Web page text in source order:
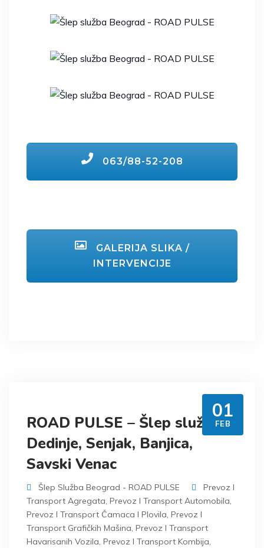
063/88-52-208
GALERIJA SLIKA /
INTERVENCIJE
01
FEB
ROAD PULSE – Šlep služba
Dedinje, Senjak, Banjica,
Savski Venac
Šlep Služba Beograd - ROAD PULSE
Prevoz I
Transport Agregata, Prevoz I Transport Automobila,
Prevoz I Transport Čamaca I Plovila, Prevoz I
Transport Grafičkih Mašina, Prevoz I Transport
Havarisanih Vozila, Prevoz I Transport Kombija,